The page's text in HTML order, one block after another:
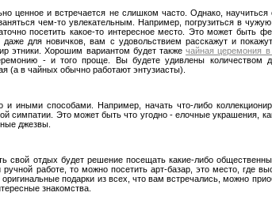
ценное и встречается не слишком часто. Однако, научиться
чем-то увлекательным. Например, погрузиться в чужую
посетить какое-то интересное место. Это может быть
для новичков, вам с удовольствием расскажут и
этники. Хорошим вариантом будет такжечайная церемония
- и того проще. Вы будете удивлены количеством
(а в чайных обычно работают энтузиасты).
и иными способами. Например, начать что-либо
симпатии. Это может быть что угодно - елочные украшения,
джезвы.
свой отдых будет решение посещать какие-либо
работе, то можно посетить арт-базар, это место, где
подарки из всех, что вам встречались, можно
знакомства.